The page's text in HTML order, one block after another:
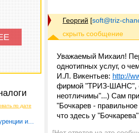
по дате
и...
Георгий [soft@triz-
Уважаемый Михаил!
однотипных услуг, о
И.Л. Викентьев: http://
фирмой "ТРИЗ-ШАНС",
неотличимы"...) Сам
"Бочкарев -
что здесь у